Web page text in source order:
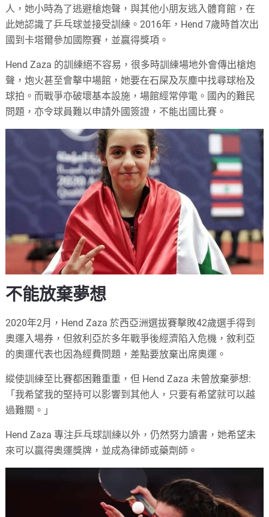
人，她小時為了逃避槍炮聲，與其他小朋友逃入體育館，在
此她認識了乒乓球並接受訓練。2016年，Hend 7歲時首次出
國到卡塔爾參加國際賽，並贏得獎項。
Hend Zaza 的訓練絕不容易，很多時訓練場地外會傳出槍炮
聲，炮火甚至會擊中場館，她要在石屎及灰塵中找尋球枱及
球拍。而戰爭亦破壞基本設施，場館經常停電。國內的難民
問題，亦令球員難以申請外國簽證，不能出國比賽。
不能放棄夢想
2020年2月，Hend Zaza 於西亞洲選拔賽擊敗42歲選手得到
奧運入場券，但敘利亞於多年戰爭後經濟陷入危機，敘利亞
的奧運代表也因為經費問題，差點要放棄出席奧運。
縱使訓練至比賽都困難重重，但 Hend Zaza 未曾放棄夢想:
「我希望我的堅持可以影響到其他人，只要有希望就可以越
過難關。」
Hend Zaza 專注乒乓球訓練以外，仍然努力讀書，她希望未
來可以贏得奧運獎牌，並成為律師或藥劑師。